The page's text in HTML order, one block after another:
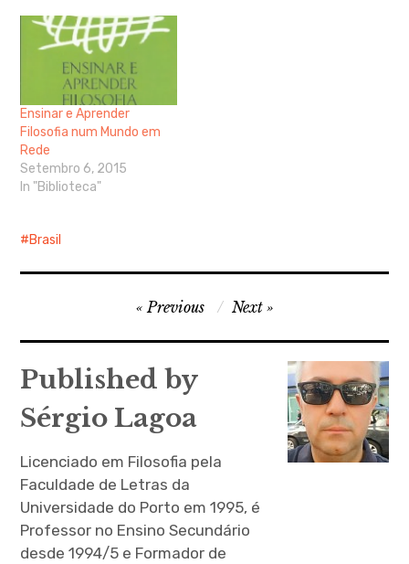
estruturado em tono de
seis grandes temas: Mito e
Filosofia, Teoria do
Conhecimento, Ética,
Filosofia Política, Filosofia
da Ciência e…
Ensinar e Aprender
Filosofia num Mundo em
Rede
Setembro 6, 2015
In "Biblioteca"
Brasil
Navegação
de
artigos
Previous Next
Published by
Sérgio Lagoa
Licenciado em Filosofia pela
Faculdade de Letras da
Universidade do Porto em 1995, é
Professor no Ensino Secundário
desde 1994/5 e Formador de